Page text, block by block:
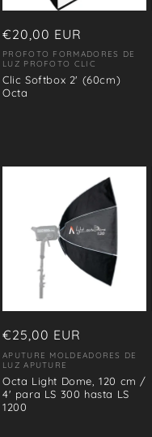
Precio
habitual
€20,00 EUR
Proveedor:
PROFOTO FORMADORES DE
LUZ PROFOTO CLIC
Clic Softbox 2' (60cm)
Octa
Precio
habitual
€25,00 EUR
Proveedor:
APUTURE MOLDEADORES DE
LUZ APUTURE
Octa Light Dome, 120 cm /
4' para LS 300 hasta LS
1200